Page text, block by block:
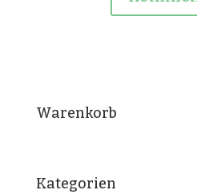
Warenkorb
Kategorien